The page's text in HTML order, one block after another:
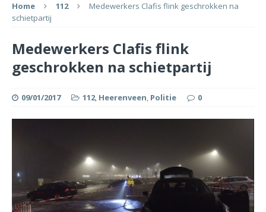
Home 112
Medewerkers Clafis flink geschrokken na
schietpartij
Medewerkers Clafis flink
geschrokken na schietpartij
09/01/2017 112, Heerenveen, Politie 0